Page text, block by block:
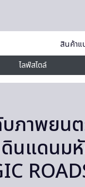
สินค้าแ
ไลฟ์สไตล์
ภาพยน
นแดนมหั